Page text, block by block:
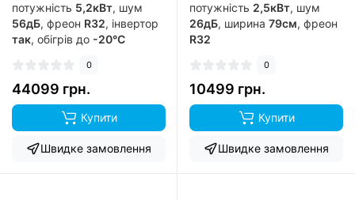
потужність 5,2кВт, шум
56дБ, фреон R32, інвертор
так, обігрів до -20°C
0
44099 грн.
Купити
Швидке замовлення
потужність 2,5кВт, шум
26дБ, ширина 79см, фреон
R32
0
10499 грн.
Купити
Швидке замовлення